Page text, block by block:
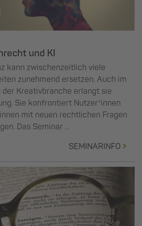
und KI
kann zwischenzeitlich viele
zunehmend ersetzen. Auch im
Kreativbranche erlangt sie
Sie konfrontiert Nutzer*innen
mit neuen rechtlichen Fragen
Das Seminar ...
SEMINARINFO